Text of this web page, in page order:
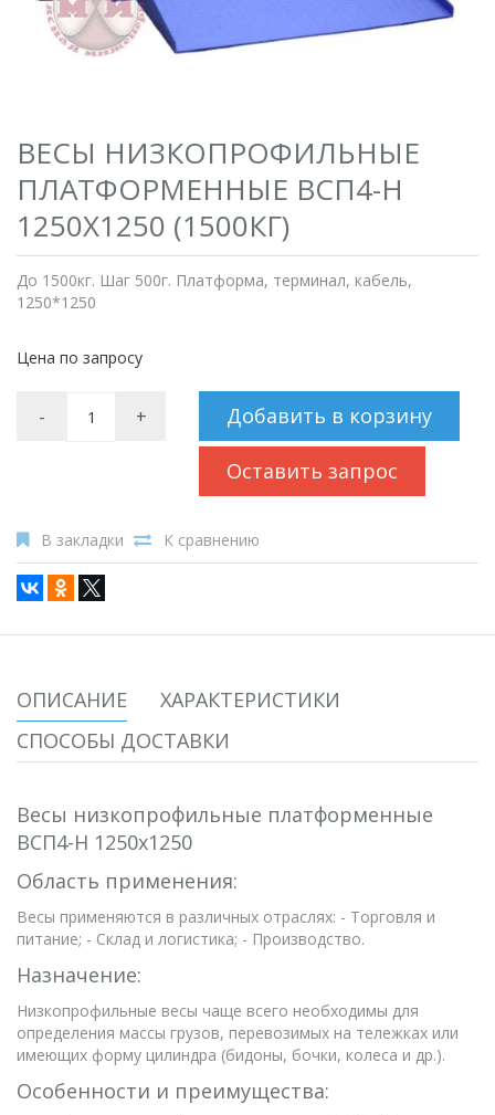
ВЕСЫ НИЗКОПРОФИЛЬНЫЕ
ПЛАТФОРМЕННЫЕ ВСП4-Н
1250Х1250 (1500КГ)
До 1500кг. Шаг 500г. Платформа, терминал, кабель,
1250*1250
Цена по запросу
- + Добавить в корзину
Оставить запрос
В закладки К сравнению
ОПИСАНИЕ
ХАРАКТЕРИСТИКИ
СПОСОБЫ ДОСТАВКИ
Весы низкопрофильные платформенные
ВСП4-Н 1250х1250
Область применения:
Весы применяются в различных отраслях: - Торговля и
питание; - Склад и логистика; - Производство.
Назначение:
Низкопрофильные весы чаще всего необходимы для
определения массы грузов, перевозимых на тележках или
имеющих форму цилиндра (бидоны, бочки, колеса и др.).
Особенности и преимущества: